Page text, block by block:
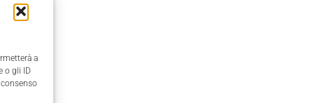
a
o gli ID